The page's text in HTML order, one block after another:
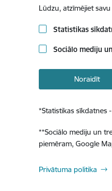
Lūdzu, atzīmējiet savu
Statistikas
Sociālo mediju
Noraidīt
*Statistikas sīkdatnes
**Sociālo mediju un
piemēram, Google
Privātuma politika